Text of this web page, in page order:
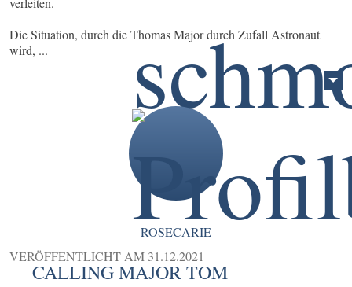
Die Situation, durch die Thomas Major durch Zufall Astronaut
wird, ...
ROSECARIE
VERÖFFENTLICHT AM 31.12.2021
CALLING MAJOR TOM